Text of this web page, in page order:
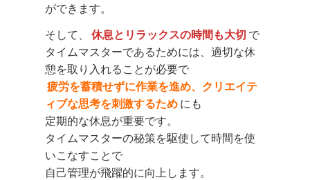
ができます。
そして、
休息とリラックスの時間も大切 で
タイムマスターであるためには、適切な休
憩を取り入れることが必要で
疲労を蓄積せずに作業を進め、クリエイテ
ィブな思考を刺激するためにも
定期的な休息が重要です。
タイムマスターの秘策を駆使して時間を使
いこなすことで
自己管理が飛躍的に向上します。